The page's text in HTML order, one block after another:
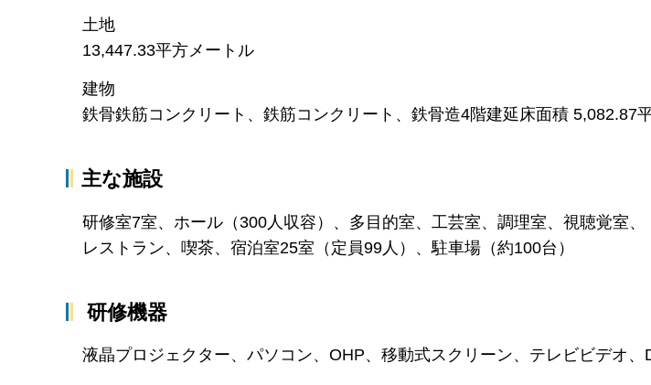
土地
13,447.33平方メートル
建物
鉄骨鉄筋コンクリート、鉄筋コンクリート、鉄骨造4階建延床面積 5,082.87
主な施設
研修室7室、ホール（300人収容）、多目的室、工芸室、調理室、視聴覚室、
レストラン、喫茶、宿泊室25室（定員99人）、駐車場（約100台）
研修機器
液晶プロジェクター、パソコン、OHP、移動式スクリーン、テレビビデオ、